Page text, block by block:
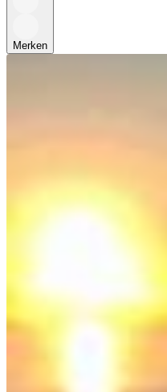
Merken